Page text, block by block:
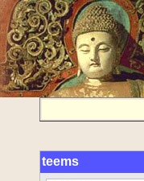
teems